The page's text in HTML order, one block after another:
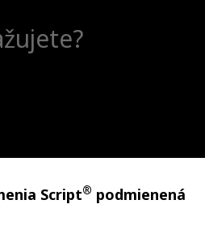
Script® podmienená